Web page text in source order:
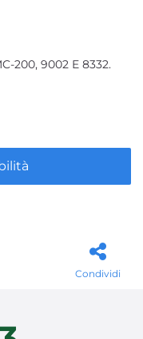
200, 9002 E 8332.
Condividi